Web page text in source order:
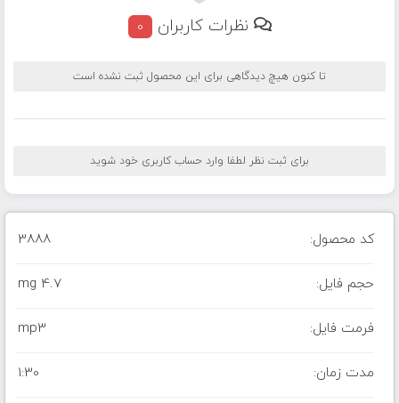
نظرات کاربران 0
تا کنون هیچ دیدگاهی برای این محصول ثبت نشده است
برای ثبت نظر لطفا وارد حساب کاربری خود شوید
کد محصول: 3888
حجم فایل: 4.7 mg
فرمت فایل: mp3
مدت زمان: 1:30